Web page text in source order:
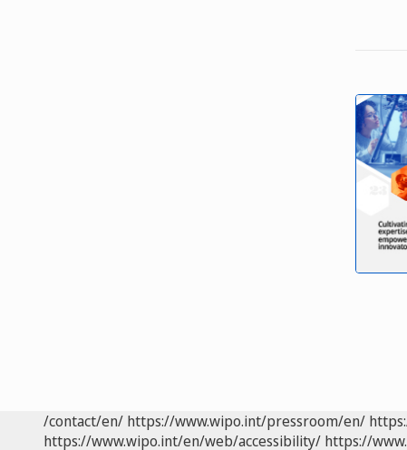
/contact/en/ https://www.wipo.int/pressroom/en/
https://www.wipo.int/en/web/accessibility/ https://